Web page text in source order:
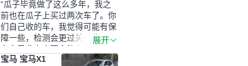
“瓜子毕竟做了这么多年，我之
前也在瓜子上买过两次车了。你
们自己收的车，我觉得可能有保
障一些，检测会更过关一些。平
台自己收上来再卖的车，应该更
可靠。我买的是宝马X1，主要看
展开
宝马 宝马X1